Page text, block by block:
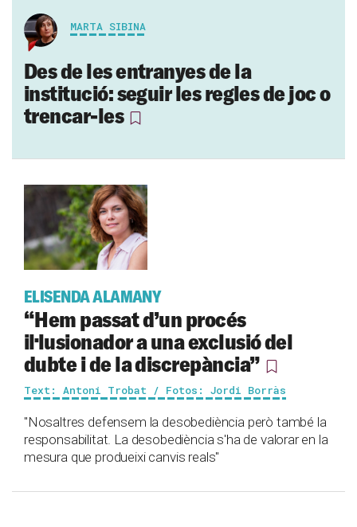
MARTA SIBINA
Des de les entranyes de la
institució: seguir les regles de joc o
trencar-les
ELISENDA ALAMANY
“Hem passat d’un procés
il·lusionador a una exclusió del
dubte i de la discrepància”
Text: Antoni Trobat / Fotos: Jordi Borràs
"Nosaltres defensem la desobediència però també la
responsabilitat. La desobediència s'ha de valorar en la
mesura que produeixi canvis reals"